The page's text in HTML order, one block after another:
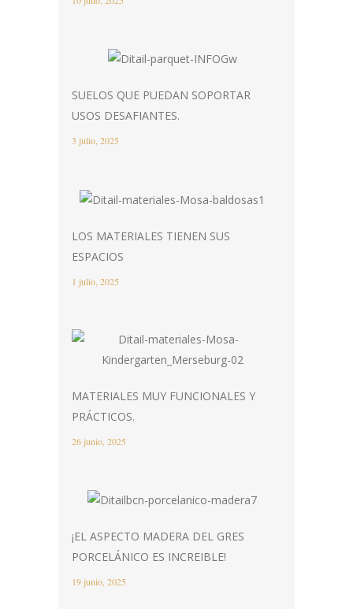
SUELOS QUE PUEDAN SOPORTAR
USOS DESAFIANTES.
3 julio, 2025
LOS MATERIALES TIENEN SUS
ESPACIOS
1 julio, 2025
MATERIALES MUY FUNCIONALES Y
PRÁCTICOS.
26 junio, 2025
¡EL ASPECTO MADERA DEL GRES
PORCELÁNICO ES INCREIBLE!
19 junio, 2025